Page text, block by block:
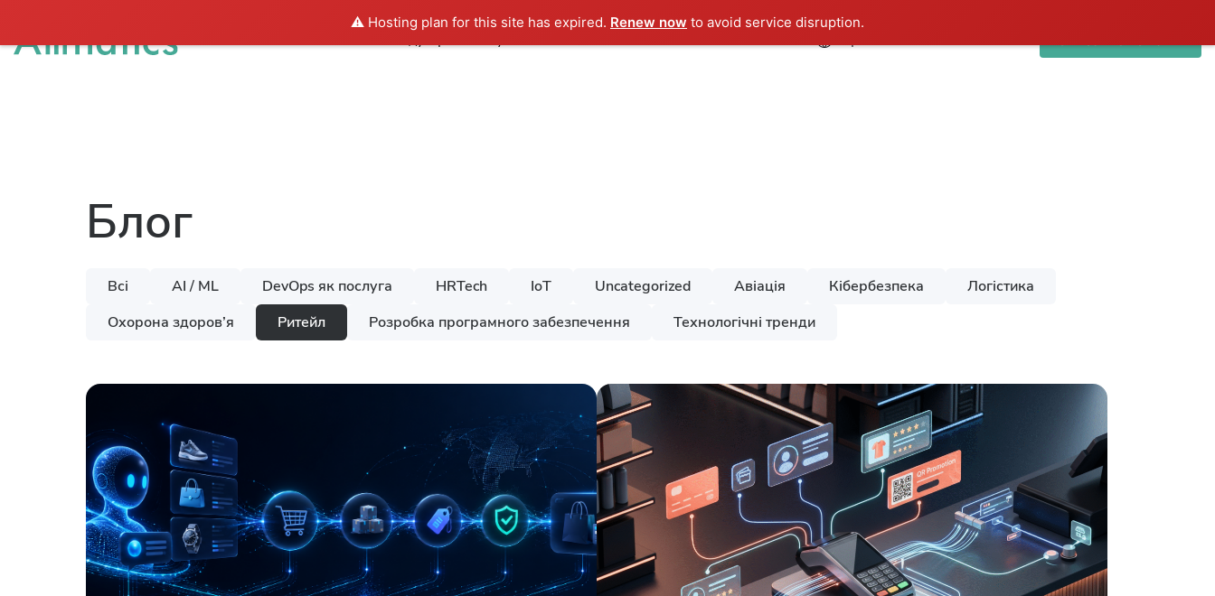
⚠️ Hosting plan for this site has expired. Renew now to avoid service disruption.
Блог
Всі AI / ML DevOps як послуга HRTech IoT Uncategorized Авіація Кібербезпека
Логістика
Охорона здоров’я
Ритейл Розробка програмного забезпечення Технологічні тренди